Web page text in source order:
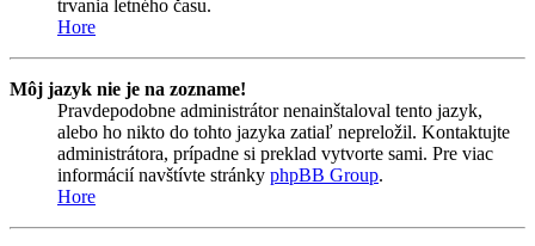
trvania letného času.
Hore
Môj jazyk nie je na zozname!
Pravdepodobne administrátor nenainštaloval tento jazyk,
alebo ho nikto do tohto jazyka zatiaľ nepreložil. Kontaktujte
administrátora, prípadne si preklad vytvorte sami. Pre viac
informácií navštívte stránky phpBB Group.
Hore